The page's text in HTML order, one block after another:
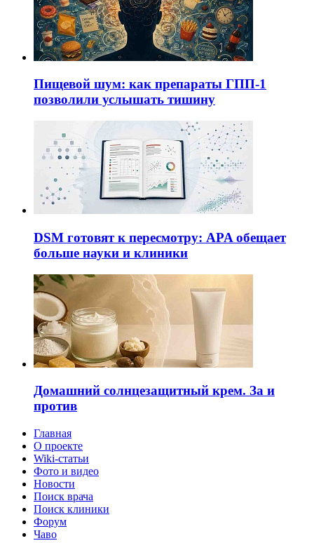
Пищевой шум: как препараты ГПП-1
позволили услышать тишину
DSM готовят к пересмотру: APA обещает
больше науки и клиники
Домашний солнцезащитный крем. За и
против
Главная
О проекте
Wiki-статьи
Фото и видео
Новости
Поиск врача
Поиск клиники
Форум
Чаво